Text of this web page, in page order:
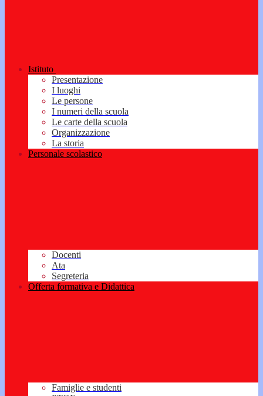
Istituto
Presentazione
I luoghi
Le persone
I numeri della scuola
Le carte della scuola
Organizzazione
La storia
Personale scolastico
Docenti
Ata
Segreteria
Offerta formativa e Didattica
Famiglie e studenti